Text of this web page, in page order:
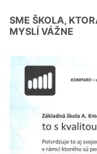
SME ŠKOLA,
MYSLÍ VÁŽNE